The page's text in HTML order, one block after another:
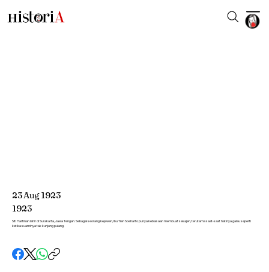
23Aug1923
1923
Siti Hartinah lahir di Surakarta, Jawa Tengah. Sebagai seorang kejawen, Ibu Tien Soeharto punya kebiasaan membuat sesajen, terutama saat-saat hatinya galau seperti
ketika suaminya tak kunjung pulang.